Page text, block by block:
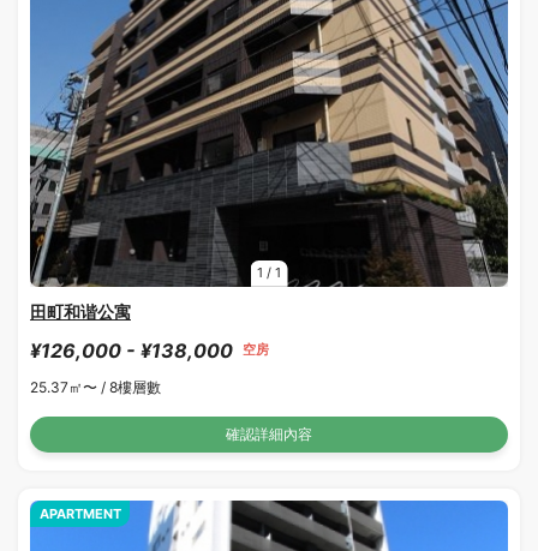
1 / 1
田町和谐公寓
¥126,000 - ¥138,000 空房
25.37㎡〜 / 8樓層數
確認詳細內容
APARTMENT